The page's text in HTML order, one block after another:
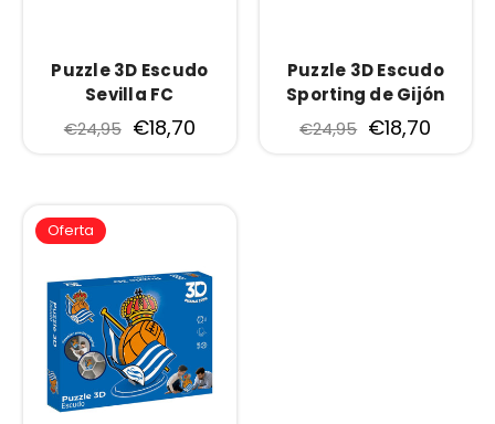
Puzzle 3D Escudo
Sevilla FC
€24,95 €18,70
Puzzle 3D Escudo
Sporting de Gijón
€24,95 €18,70
Oferta